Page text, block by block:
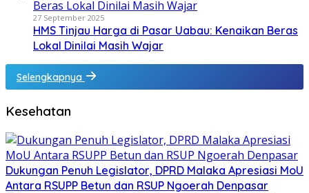
27 September 2025
HMS Tinjau Harga di Pasar Uabau: Kenaikan Beras
Lokal Dinilai Masih Wajar
Selengkapnya
Kesehatan
Dukungan Penuh Legislator, DPRD Malaka Apresiasi MoU
Antara RSUPP Betun dan RSUP Ngoerah Denpasar